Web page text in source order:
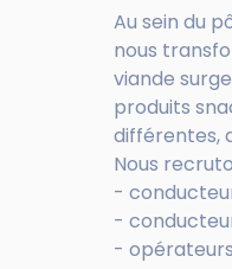
Au sein du
nous
viande
produits
différentes,
Nous
-
-
-